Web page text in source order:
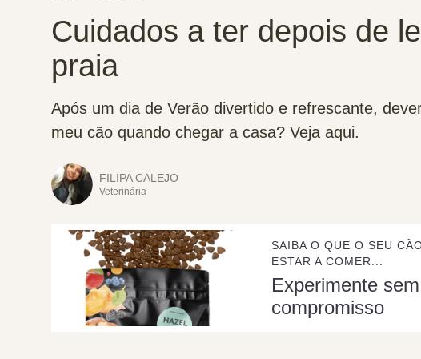
Cuidados a ter depois de
praia
Após um dia de Verão divertido e refrescante,
meu cão quando chegar a casa? Veja aqui.
FILIPA CALEJO
Veterinária
SAIBA O QUE O SEU
ESTAR A COMER...
Experimente sem
compromisso